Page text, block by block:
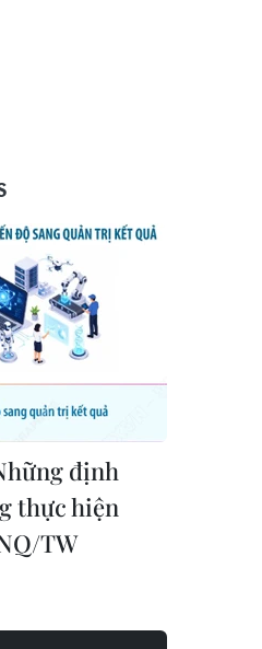
định
thực hiện
TW